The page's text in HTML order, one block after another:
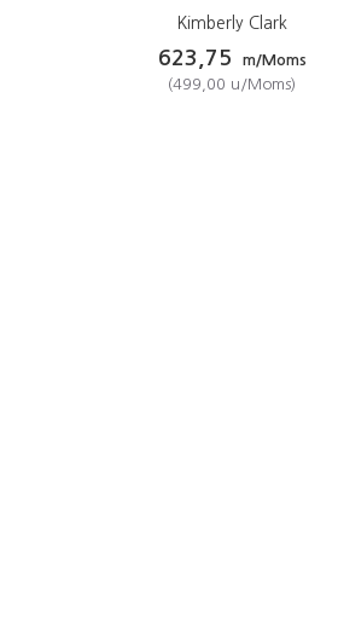
Kimberly Clark
623,75
m/Moms
(499,00 u/Moms)